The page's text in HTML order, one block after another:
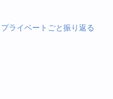
ライベートごと振り返る